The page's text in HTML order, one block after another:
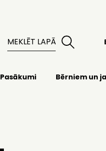
Pasākumi Bērniem un